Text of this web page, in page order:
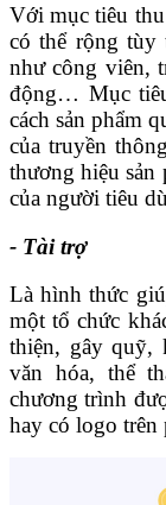
Với mục tiêu
có thể rộng tùy
như công viên,
động… Mục
cách sản phẩm
của truyền
thương hiệu sản
của người tiêu
- Tài trợ
Là hình thức
một tổ chức
thiện, gây quỹ,
văn hóa, thể
chương trình
hay có logo